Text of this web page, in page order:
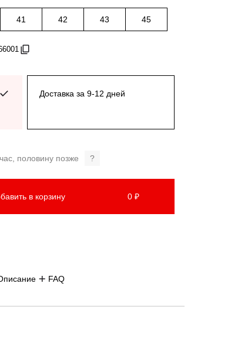
41 42 43 45
Доставка за 9-12 дней
половину позже ?
в корзину 0 ₽
FAQ